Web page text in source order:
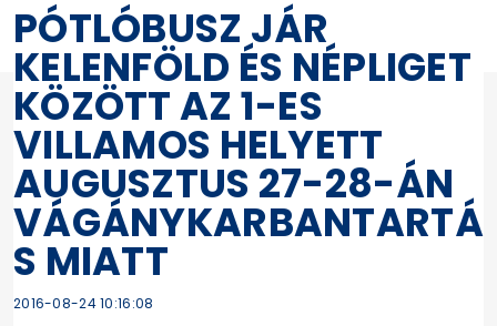
PÓTLÓBUSZ JÁR
KELENFÖLD ÉS NÉPLIGET
KÖZÖTT AZ 1-ES
VILLAMOS HELYETT
AUGUSZTUS 27-28-ÁN
VÁGÁNYKARBANTARTÁ
S MIATT
2016-08-24 10:16:08